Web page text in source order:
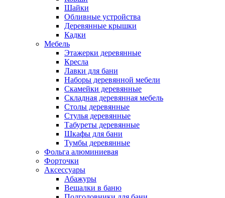
Шайки
Обливные устройства
Деревянные крышки
Кадки
Мебель
Этажерки деревянные
Кресла
Лавки для бани
Наборы деревянной мебели
Скамейки деревянные
Складная деревянная мебель
Столы деревянные
Стулья деревянные
Табуреты деревянные
Шкафы для бани
Тумбы деревянные
Фольга алюминиевая
Форточки
Аксессуары
Абажуры
Вешалки в баню